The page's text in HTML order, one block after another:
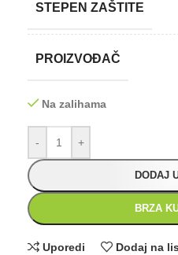
STEPEN ZAŠTITE
PROIZVOĐAČ
Na zalihama
- +
DODAJ
BRZA
Uporedi Dodaj na